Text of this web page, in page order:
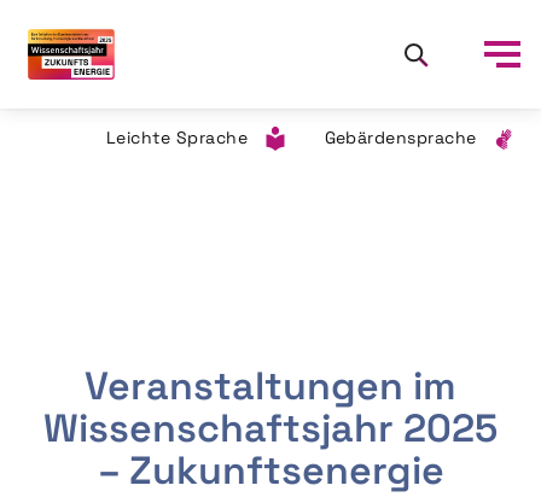
Leichte Sprache Gebärdensprache
Veranstaltungen im
Wissenschaftsjahr 2025
– Zukunftsenergie